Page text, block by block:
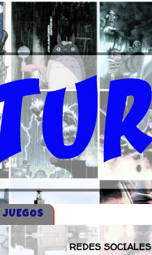
JUEGOS
REDES SOCIALES